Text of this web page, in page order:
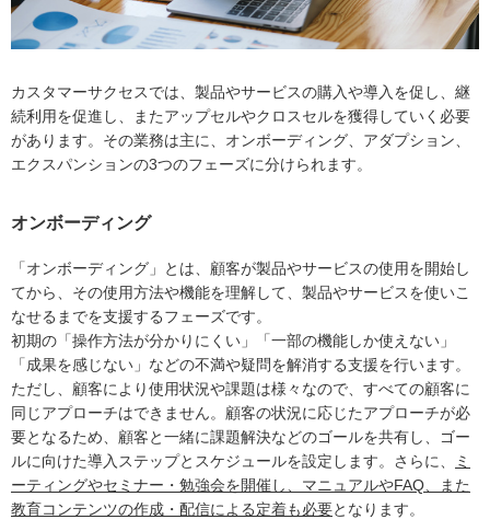
カスタマーサクセスでは、製品やサービスの購入や導入を促し、継
続利用を促進し、またアップセルやクロスセルを獲得していく必要
があります。その業務は主に、オンボーディング、アダプション、
エクスパンションの3つのフェーズに分けられます。
オンボーディング
「オンボーディング」とは、顧客が製品やサービスの使用を開始し
てから、その使用方法や機能を理解して、製品やサービスを使いこ
なせるまでを支援するフェーズです。
初期の「操作方法が分かりにくい」「一部の機能しか使えない」
「成果を感じない」などの不満や疑問を解消する支援を行います。
ただし、顧客により使用状況や課題は様々なので、すべての顧客に
同じアプローチはできません。顧客の状況に応じたアプローチが必
要となるため、顧客と一緒に課題解決などのゴールを共有し、ゴー
ルに向けた導入ステップとスケジュールを設定します。さらに、
ミ
ーティングやセミナー・勉強会を開催し、マニュアルやFAQ、また
教育コンテンツの作成・配信による定着も必要となります。